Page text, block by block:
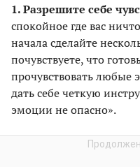
1. Разрешите себе
спокойное где вас
начала сделайте
почувствуете, что
прочувствовать
дать себе четкую
эмоции не опасно».